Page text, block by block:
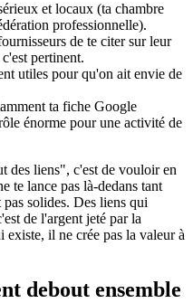
et locaux (ta chambre
professionnelle).
de te citer sur leur
pertinent.
utiles pour qu'on ait envie de
ta fiche Google
énorme pour une activité de
des liens", c'est de vouloir en
te lance pas là-dedans tant
solides. Des liens qui
de l'argent jeté par la
il ne crée pas la valeur à
debout ensemble